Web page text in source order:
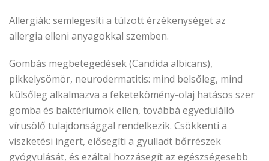
Allergiák: semlegesíti a túlzott érzékenységet az
allergia elleni anyagokkal szemben.
Gombás megbetegedések (Candida albicans),
pikkelysömör, neurodermatitis: mind belsőleg, mind
külsőleg alkalmazva a feketekömény-olaj hatásos szer
gomba és baktériumok ellen, továbbá egyedülálló
vírusölő tulajdonsággal rendelkezik. Csökkenti a
viszketési ingert, elősegíti a gyulladt bőrrészek
gyógyulását, és ezáltal hozzásegít az egészségesebb